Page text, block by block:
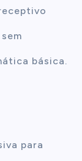
básica.
para